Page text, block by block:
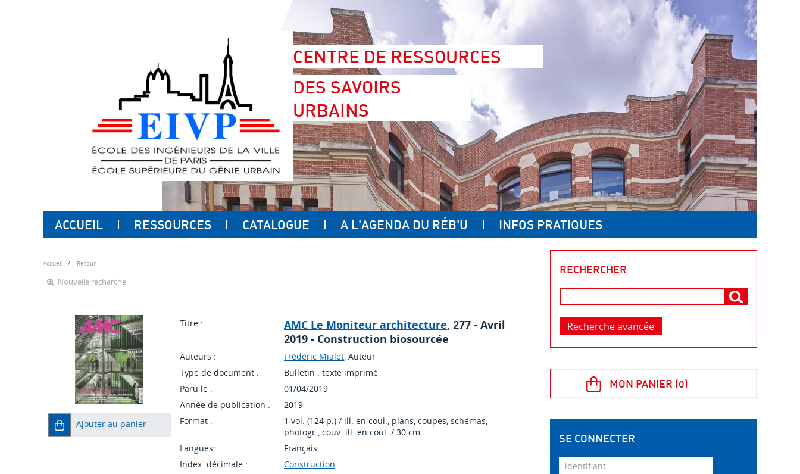
CENTRE DE RESSOURCES
DES SAVOIRS
URBAINS
ACCUEIL RESSOURCES CATALOGUE A L'AGENDA DU RÉB'U INFOS PRATIQUES
Accueil Retour
Nouvelle recherche
Ajouter au panier
Titre : AMC Le Moniteur architecture, 277 - Avril
2019 - Construction biosourcée
Auteurs : Frédéric Mialet, Auteur
Type de document :
Bulletin : texte imprimé
Paru le :
01/04/2019
Année de publication :
2019
Format :
1 vol. (124 p.) / ill. en coul., plans, coupes, schémas,
photogr., couv. ill. en coul. / 30 cm
Langues:
Français
Index. décimale :
Construction
RECHERCHER
Recherche avancée
SE CONNECTER